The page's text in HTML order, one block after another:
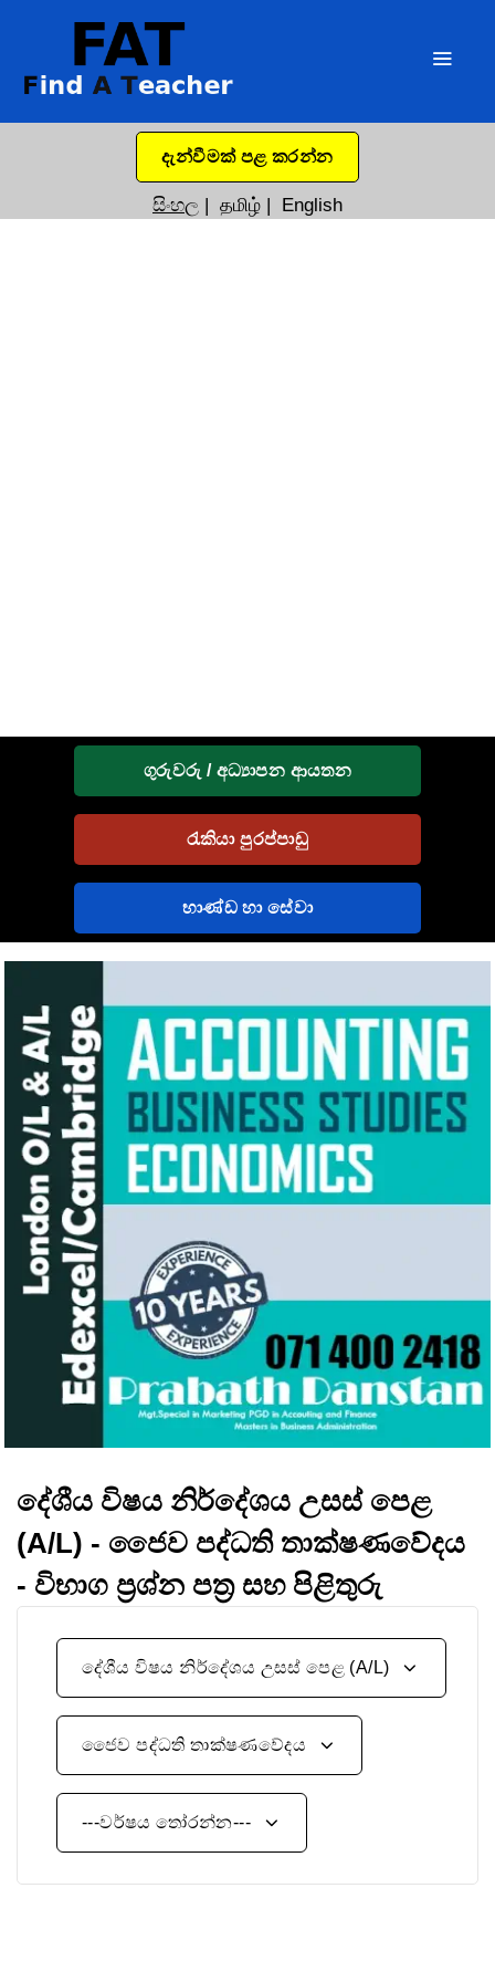
දැන්වීමක් පළ කරන්න
සිංහල | தமிழ் | English
ගුරුවරු / අධ්‍යාපන ආයතන
රැකියා පුරප්පාඩු
භාණ්ඩ හා සේවා
දේශීය විෂය නිර්දේශය උසස් පෙළ
(A/L) - ජෛව පද්ධති තාක්ෂණවේදය
- විභාග ප්‍රශ්න පත්‍ර සහ පිළිතුරු
දේශීය විෂය නිර්දේශය උසස් පෙළ (A/L)
ජෛව පද්ධති තාක්ෂණවේදය
---වර්ෂය තෝරන්න---